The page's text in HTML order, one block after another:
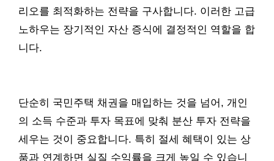
리오를 최적화하는 전략을 구사합니다. 이러한 고급
노하우는 장기적인 자산 증식에 결정적인 역할을 합
니다.
단순히 국민주택 채권을 매입하는 것을 넘어, 개인
의 소득 수준과 투자 목표에 맞춰 분산 투자 전략을
세우는 것이 중요합니다. 특히 절세 혜택이 있는 상
품과 연계하면 실질 수익률을 크게 높일 수 있습니